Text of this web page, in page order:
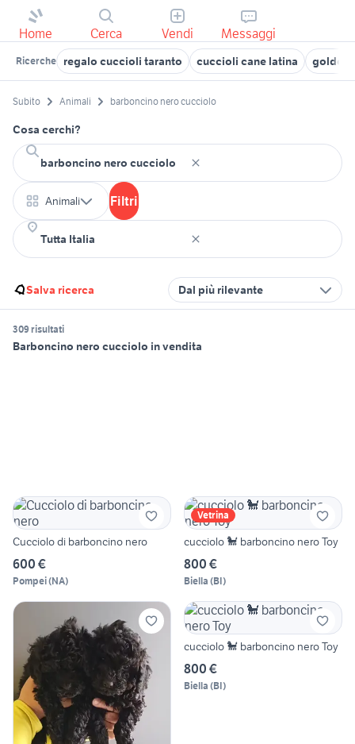
Home Cerca Vendi Messaggi
Ricerche regalo cuccioli taranto cuccioli cane latina golden
Subito Animali barboncino nero cucciolo
Cosa cerchi?
Animali Filtri
Salva ricerca Dal più rilevante
309 risultati
Barboncino nero cucciolo in vendita
Cucciolo di barboncino nero
600 €
Pompei(NA)
Vetrina
cucciolo 🐩 barboncino nero Toy
800 €
Biella (BI)
cucciolo 🐩 barboncino nero Toy
800 €
Biella (BI)